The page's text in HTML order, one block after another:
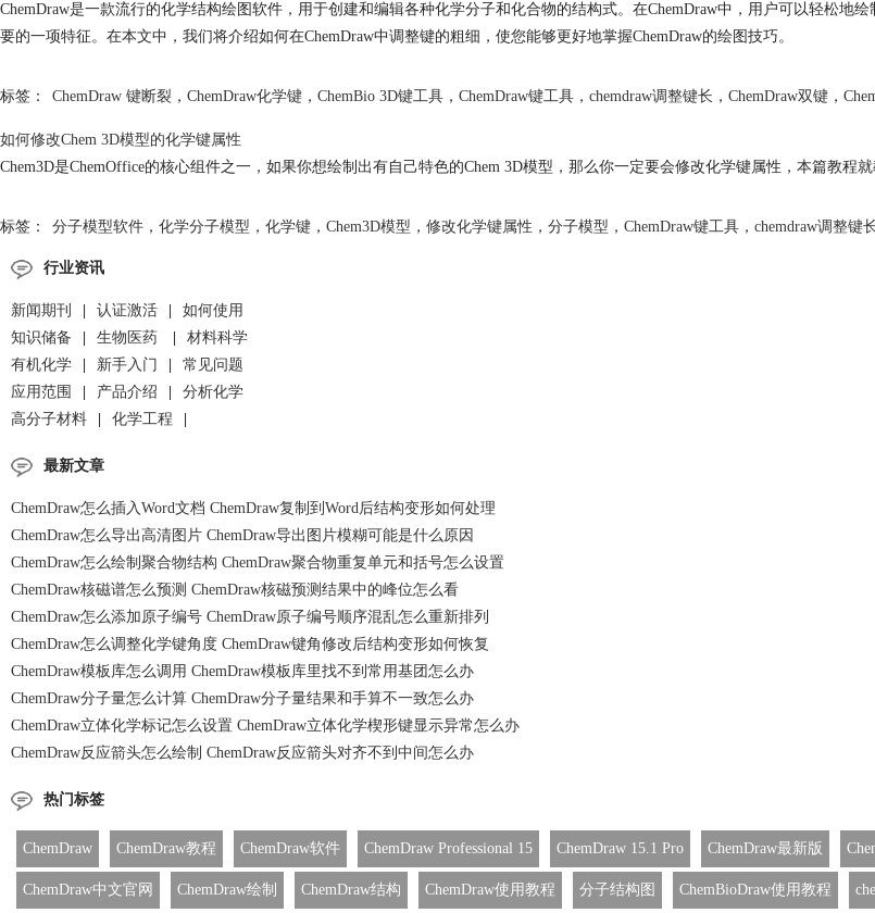
ChemDraw是一款流行的化学结构绘图软件，用于创建和编辑各种化学分子和化合物的结构式。在ChemDraw中，用户可以轻松
要的一项特征。在本文中，我们将介绍如何在ChemDraw中调整键的粗细，使您能够更好地掌握ChemDraw的绘图技巧。
标签： ChemDraw 键断裂 ， ChemDraw化学键 ， ChemBio 3D键工具 ， ChemDraw键工具 ， chemdraw调整键长 ， ChemDraw双键 ，
如何修改Chem 3D模型的化学键属性
Chem3D是ChemOffice的核心组件之一，如果你想绘制出有自己特色的Chem 3D模型，那么你一定要会修改化学键属性，本篇教程
标签： 分子模型软件 ， 化学分子模型 ， 化学键 ， Chem3D模型 ， 修改化学键属性 ， 分子模型 ， ChemDraw键工具 ， chemdraw调整键
行业资讯
新闻期刊 认证激活
如何使用
知识储备
生物医药
材料科学
有机化学
新手入门
常见问题
应用范围
产品介绍
分析化学
高分子材料
化学工程
最新文章
ChemDraw怎么插入Word文档 ChemDraw复制到Word后结构变形如何处理
ChemDraw怎么导出高清图片 ChemDraw导出图片模糊可能是什么原因
ChemDraw怎么绘制聚合物结构 ChemDraw聚合物重复单元和括号怎么设置
ChemDraw核磁谱怎么预测 ChemDraw核磁预测结果中的峰位怎么看
ChemDraw怎么添加原子编号 ChemDraw原子编号顺序混乱怎么重新排列
ChemDraw怎么调整化学键角度 ChemDraw键角修改后结构变形如何恢复
ChemDraw模板库怎么调用 ChemDraw模板库里找不到常用基团怎么办
ChemDraw分子量怎么计算 ChemDraw分子量结果和手算不一致怎么办
ChemDraw立体化学标记怎么设置 ChemDraw立体化学楔形键显示异常怎么办
ChemDraw反应箭头怎么绘制 ChemDraw反应箭头对齐不到中间怎么办
热门标签
ChemDraw ChemDraw教程 ChemDraw软件 ChemDraw Professional 15 ChemDraw 15.1 Pro ChemDraw最新版
ChemDraw中文官网 ChemDraw绘制 ChemDraw结构 ChemDraw使用教程 分子结构图 ChemBioDraw使用教程